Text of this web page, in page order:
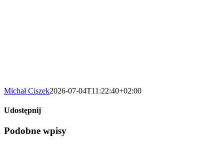
Michał Ciszek2026-07-04T11:22:40+02:00
Udostępnij
Facebook
X
LinkedIn
WhatsApp
Pinterest
Email
Podobne wpisy